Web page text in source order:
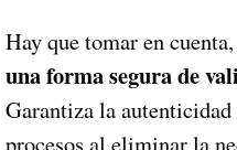
Hay que tomar en
una forma segura de
Garantiza la
procesos al eliminar la